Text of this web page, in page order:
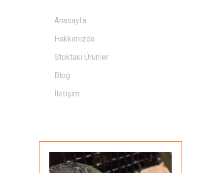
Anasayfa
Hakkımızda
Stoktaki Ürünler
Blog
İletişim